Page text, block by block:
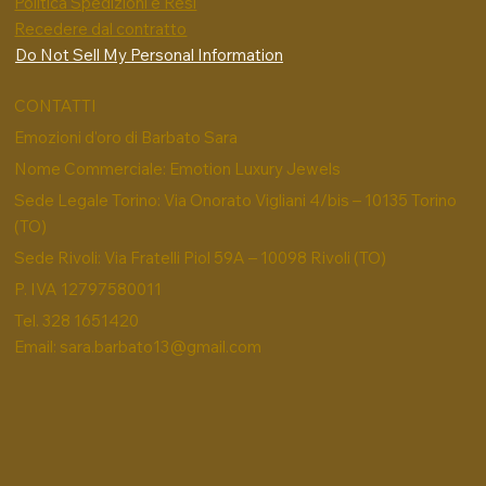
Recedere dal contratto
Do Not Sell My Personal Information
CONTATTI
Emozioni d'oro di Barbato Sara
Nome Commerciale: Emotion Luxury Jewels
Sede Legale Torino: Via Onorato Vigliani 4/bis – 10135 Torino
(TO)
Sede Rivoli: Via Fratelli Piol 59A – 10098 Rivoli (TO)
P. IVA 12797580011
Tel. 328 1651420
Email: sara.barbato13@gmail.com